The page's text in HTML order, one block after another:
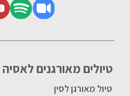
טיולים מאורגנים לאסיה
טיול מאורגן לסין